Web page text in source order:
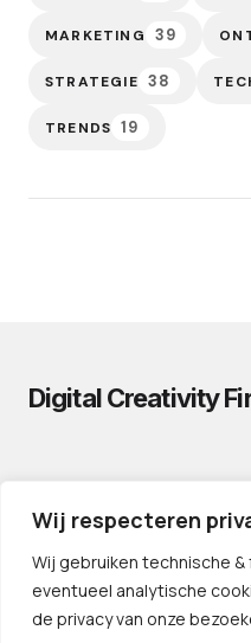
Wij respecteren
Wij gebruiken technische
eventueel analytische
de privacy van onze
MARKETING 39
STRATEGIE 38
TRENDS 19
Digital Creativity
CONTACT